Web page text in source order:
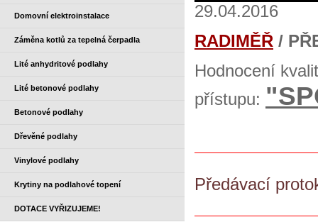
Domovní elektroinstalace
Záměna kotlů za tepelná čerpadla
Lité anhydritové podlahy
Lité betonové podlahy
Betonové podlahy
Dřevěné podlahy
Vinylové podlahy
Krytiny na podlahové topení
DOTACE VYŘIZUJEME!
29.04.2016
RADIMĚŘ /
Hodnocení
přístupu:
Předávací